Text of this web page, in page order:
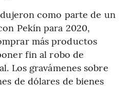
como parte de un
Pekín para 2020,
más productos
fin al robo de
Los gravámenes sobre
de dólares de bienes